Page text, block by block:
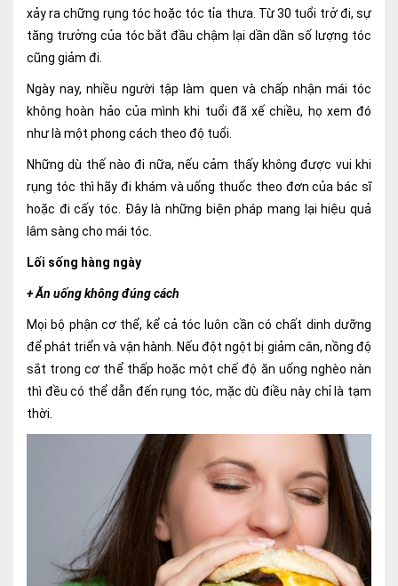
Gói khám tầm soát ung thư sớm
Gói quản lý mạn tính
Bác sĩ online - Tư vấn từ xa
Bác sĩ gia đình chăm sóc y tế 24/7
Nhà thuốc GPP
Lấy mẫu xét nghiệm tại nhà
Bảo lãnh viện phí HỎI ĐÁP
TUYỂN DỤNG TRA CỨU HỒ SƠ
xảy ra chững rụng tóc hoặc tóc tỉa thưa. Từ 30 tuổi trở đi, sự
tăng trưởng của tóc bắt đầu chậm lại dần dần số lượng tóc
cũng giảm đi.
Ngày nay, nhiều người tập làm quen và chấp nhận mái tóc
không hoàn hảo của mình khi tuổi đã xế chiều, họ xem đó
như là một phong cách theo độ tuổi.
Những dù thế nào đi nữa, nếu cảm thấy không được vui khi
rụng tóc thì hãy đi khám và uống thuốc theo đơn của bác sĩ
hoặc đi cấy tóc. Đây là những biện pháp mang lại hiệu quả
lâm sàng cho mái tóc.
Lối sống hàng ngày
+ Ăn uống không đúng cách
Mọi bộ phận cơ thể, kể cả tóc luôn cần có chất dinh dưỡng
để phát triển và vận hành. Nếu đột ngột bị giảm cân, nồng độ
sắt trong cơ thể thấp hoặc một chế độ ăn uống nghèo nàn
thì đều có thể dẫn đến rụng tóc, mặc dù điều này chỉ là tạm
thời.